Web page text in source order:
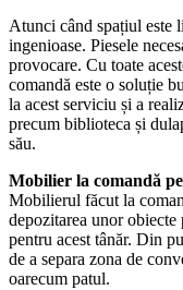
Atunci când spațiul este
ingenioase. Piesele
provocare. Cu toate
comandă este o soluție
la acest serviciu și a
precum biblioteca și
său.
Mobilier la comandă
Mobilierul făcut la
depozitarea unor
pentru acest tânăr. Din
de a separa zona de
oarecum patul.